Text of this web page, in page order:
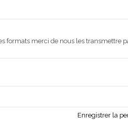
formats merci de nous les transmettre
Enregistrer la